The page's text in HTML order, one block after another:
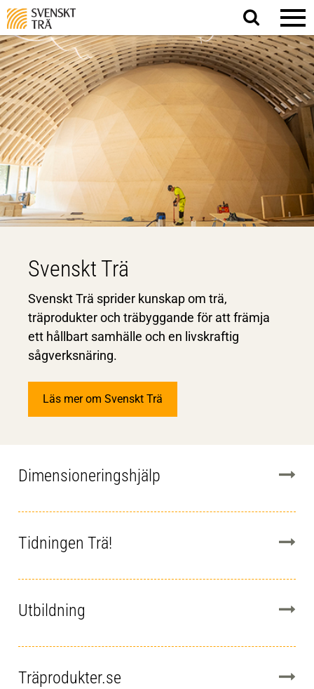
Sök
på
webbplatsen
Svenskt Trä
Svenskt Trä sprider kunskap om trä,
träprodukter och träbyggande för att främja
ett hållbart samhälle och en livskraftig
sågverksnäring.
Läs mer om Svenskt Trä
Dimensioneringshjälp
Tidningen Trä!
Utbildning
Träprodukter.se